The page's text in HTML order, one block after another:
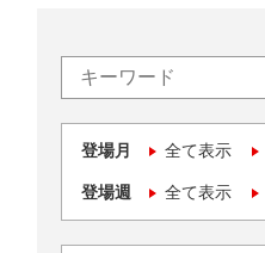
登場月 全て表示
登場週 全て表示